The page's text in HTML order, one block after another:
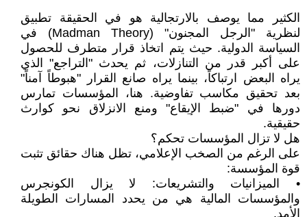
الكثير مما يوصف بالارتجالية هو في الحقيقة تطبيق
لنظرية "الرجل المجنون" (Madman Theory) في
السياسة الدولية. حيث يتم اتخاذ قرار متطرف للحصول
على أكبر قدر من التنازلات، ثم يحدث "التراجع" الذي
يراه البعض ارتباكاً، بينما يراه صانع القرار "هبوطاً آمناً"
بعد تحقيق مكاسب تفاوضية. هنا، المؤسسات تمارس
دورها في "ضبط الإيقاع" ومنع الانزلاق نحو كوارث
حقيقية.
هل لا تزال المؤسسات تحكم؟
على الرغم من الصخب الإعلامي، تظل هناك حقائق تثبت
قوة المؤسسة:
• الميزانيات والتشريعات: لا يزال الكونجرس
والمؤسسات المالية هي من يحدد المسارات الطويلة
الأمد.